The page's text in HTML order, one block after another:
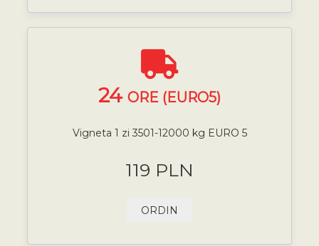
24 ORE (EURO5)
Vigneta 1 zi 3501-12000 kg EURO 5
119 PLN
ORDIN